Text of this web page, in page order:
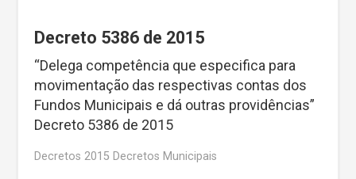
Decreto 5386 de 2015
“Delega competência que especifica para
movimentação das respectivas contas dos
Fundos Municipais e dá outras providências”
Decreto 5386 de 2015
Decretos 2015 Decretos Municipais